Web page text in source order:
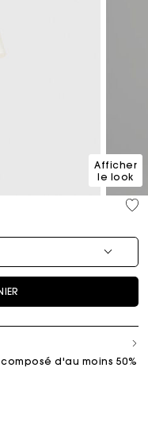
Afficher
le look
d'au moins 50%